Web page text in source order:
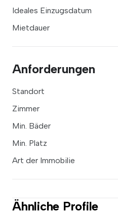
Ideales Einzugsdatum
Mietdauer
Anforderungen
Standort
Zimmer
Min. Bäder
Min. Platz
Art der Immobilie
Ähnliche Profile